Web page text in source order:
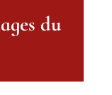
du